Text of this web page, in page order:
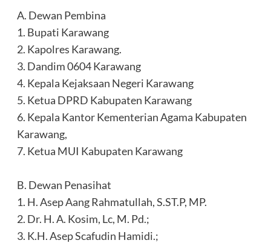
‎A. Dewan Pembina
‎1. Bupati Karawang
‎2. Kapolres Karawang.
‎3. Dandim 0604 Karawang
‎4. Kepala Kejaksaan Negeri Karawang
‎5. Ketua DPRD Kabupaten Karawang
‎6. Kepala Kantor Kementerian Agama Kabupaten
‎Karawang,
‎7. Ketua MUI Kabupaten Karawang
‎B. Dewan Penasihat
‎1. H. Asep Aang Rahmatullah, S.ST.P, MP.
‎2. Dr. H. A. Kosim, Lc, M. Pd.;
‎3. K.H. Asep Scafudin Hamidi.;